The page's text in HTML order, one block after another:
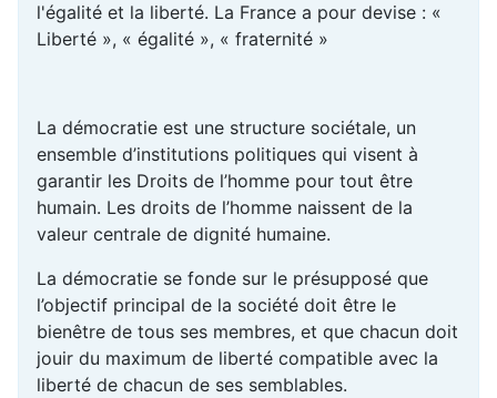
l'égalité et la liberté. La France a pour devise : «
Liberté », « égalité », « fraternité »
La démocratie est une structure sociétale, un
ensemble d’institutions politiques qui visent à
garantir les Droits de l’homme pour tout être
humain. Les droits de l’homme naissent de la
valeur centrale de dignité humaine.
La démocratie se fonde sur le présupposé que
l’objectif principal de la société doit être le
bienêtre de tous ses membres, et que chacun doit
jouir du maximum de liberté compatible avec la
liberté de chacun de ses semblables.